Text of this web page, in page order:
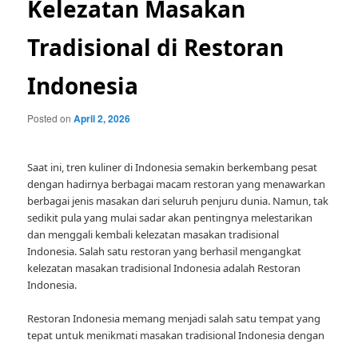
Kelezatan Masakan
Tradisional di Restoran
Indonesia
Posted onApril 2, 2026
Saat ini, tren kuliner di Indonesia semakin berkembang pesat
dengan hadirnya berbagai macam restoran yang menawarkan
berbagai jenis masakan dari seluruh penjuru dunia. Namun, tak
sedikit pula yang mulai sadar akan pentingnya melestarikan
dan menggali kembali kelezatan masakan tradisional
Indonesia. Salah satu restoran yang berhasil mengangkat
kelezatan masakan tradisional Indonesia adalah Restoran
Indonesia.
Restoran Indonesia memang menjadi salah satu tempat yang
tepat untuk menikmati masakan tradisional Indonesia dengan